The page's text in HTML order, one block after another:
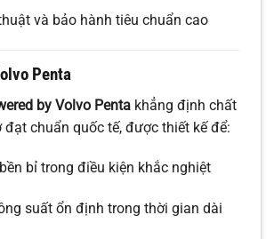
và bảo hành tiêu chuẩn cao
Penta
by Volvo Penta khẳng định chất
chuẩn quốc tế, được thiết kế để:
bỉ trong điều kiện khắc nghiệt
suất ổn định trong thời gian dài